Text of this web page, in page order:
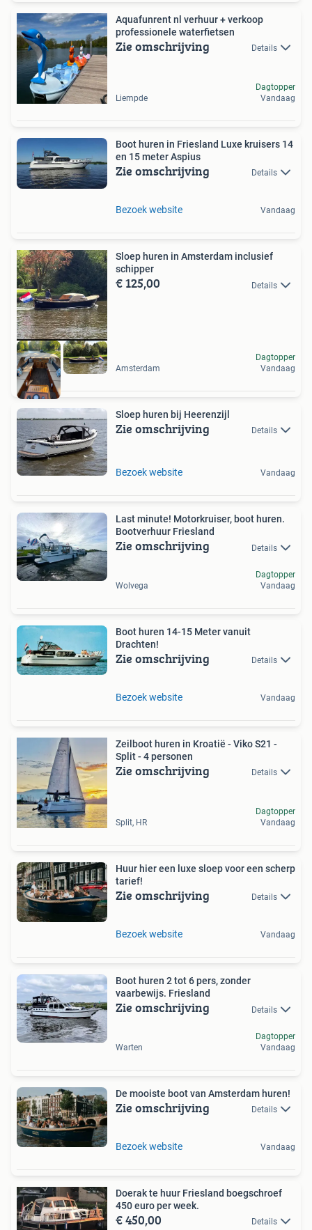
Aquafunrent nl verhuur + verkoop
professionele waterfietsen
Zie omschrijving Details
Liempde
Dagtopper
Vandaag
Boot huren in Friesland Luxe kruisers 14
en 15 meter Aspius
Zie omschrijving Details
Bezoek website Vandaag
Sloep huren in Amsterdam inclusief
schipper
€ 125,00 Details
Amsterdam
Dagtopper
Vandaag
Sloep huren bij Heerenzijl
Zie omschrijving Details
Bezoek website Vandaag
Last minute! Motorkruiser, boot huren.
Bootverhuur Friesland
Zie omschrijving Details
Wolvega
Dagtopper
Vandaag
Boot huren 14-15 Meter vanuit
Drachten!
Zie omschrijving Details
Bezoek website Vandaag
Zeilboot huren in Kroatië - Viko S21 -
Split - 4 personen
Zie omschrijving Details
Split, HR
Dagtopper
Vandaag
Huur hier een luxe sloep voor een scherp
tarief!
Zie omschrijving Details
Bezoek website Vandaag
Boot huren 2 tot 6 pers, zonder
vaarbewijs. Friesland
Zie omschrijving Details
Warten
Dagtopper
Vandaag
De mooiste boot van Amsterdam huren!
Zie omschrijving Details
Bezoek website Vandaag
Doerak te huur Friesland boegschroef
450 euro per week.
€ 450,00 Details